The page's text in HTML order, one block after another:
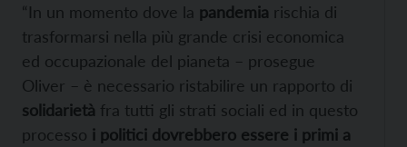
“In un momento dove la pandemia rischia di
trasformarsi nella più grande crisi economica
ed occupazionale del pianeta – prosegue
Oliver – è necessario ristabilire un rapporto di
solidarietà fra tutti gli strati sociali ed in questo
processo i politici dovrebbero essere i primi a